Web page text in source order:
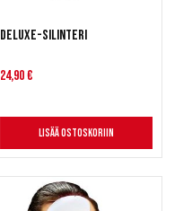
Deluxe-Silinteri
24,90 €
Lisää ostoskoriin